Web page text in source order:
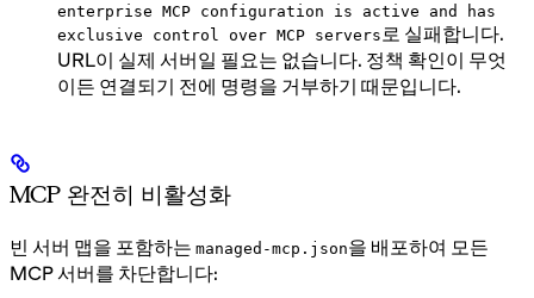
enterprise MCP configuration is active and has
exclusive control over MCP servers 로 실패합니다.
URL이 실제 서버일 필요는 없습니다. 정책 확인이 무엇
이든 연결되기 전에 명령을 거부하기 때문입니다.
MCP 완전히 비활성화
빈 서버 맵을 포함하는 managed-mcp.json을 배포하여 모든
MCP 서버를 차단합니다: